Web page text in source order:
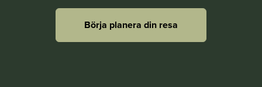
Börja planera din resa